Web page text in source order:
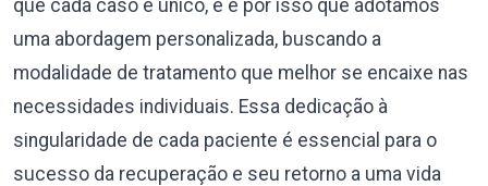
que cada caso é único, e é por isso que adotamos
uma abordagem personalizada, buscando a
modalidade de tratamento que melhor se encaixe nas
necessidades individuais. Essa dedicação à
singularidade de cada paciente é essencial para o
sucesso da recuperação e seu retorno a uma vida